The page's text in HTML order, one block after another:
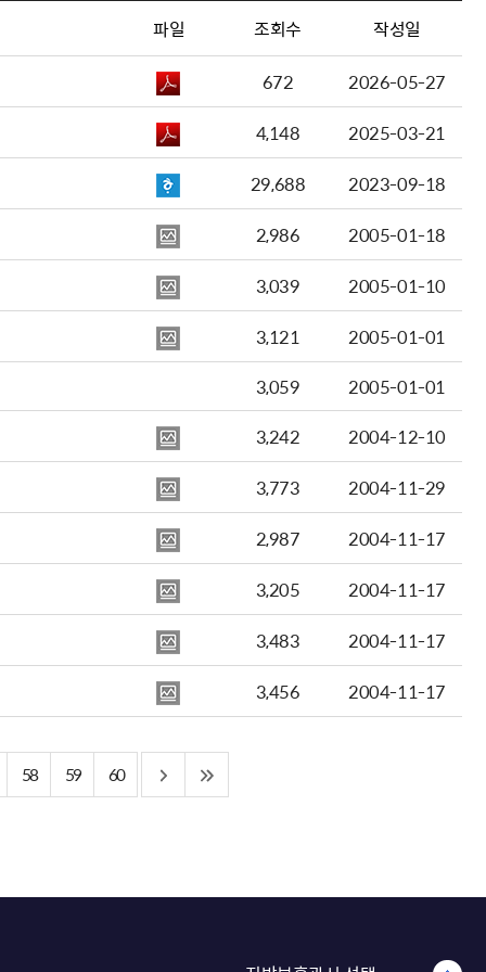
파일 조회수 작성일
672
2026-05-27
4,148
2025-03-21
29,688
2023-09-18
2,986
2005-01-18
3,039
2005-01-10
3,121
2005-01-01
3,059
2005-01-01
3,242
2004-12-10
3,773
2004-11-29
2,987
2004-11-17
3,205
2004-11-17
3,483
2004-11-17
3,456
2004-11-17
58 59 60